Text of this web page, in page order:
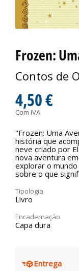
Frozen:
Contos de
4,50 €
Com IVA
"Frozen: Uma
história que
neve criado por
nova aventura
explorar o
sobre o que
Tipologia
Livro
Encadernação
Capa dura
Entrega